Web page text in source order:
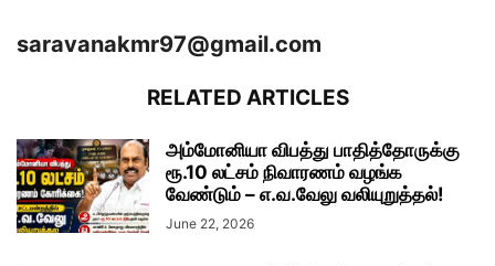
saravanakmr97@gmail.com
RELATED ARTICLES
அம்மோனியா விபத்து பாதித்தோருக்கு
ரூ.10 லட்சம் நிவாரணம் வழங்க
வேண்டும் – எ.வ.வேலு வலியுறுத்தல்!
June 22, 2026